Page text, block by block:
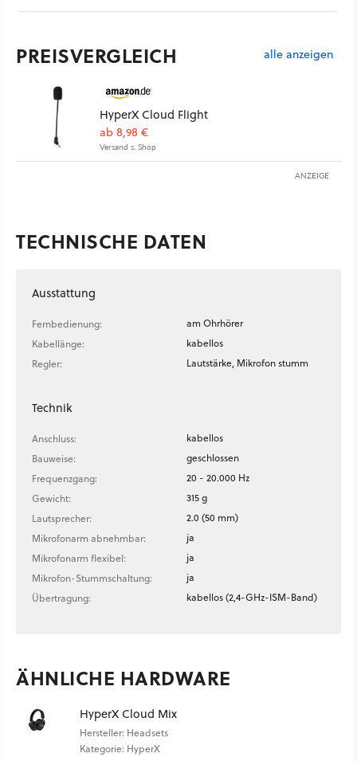
PREISVERGLEICH alle anzeigen
HyperX Cloud Flight
ab 8,98 €
Versand s. Shop
ANZEIGE
TECHNISCHE DATEN
Ausstattung
Fernbedienung:
am Ohrhörer
Kabellänge:
kabellos
Regler:
Lautstärke, Mikrofon stumm
Technik
Anschluss:
kabellos
Bauweise:
geschlossen
Frequenzgang:
20 - 20.000 Hz
Gewicht:
315 g
Lautsprecher:
2.0 (50 mm)
Mikrofonarm abnehmbar:
ja
Mikrofonarm flexibel:
ja
Mikrofon-Stummschaltung:
ja
Übertragung:
kabellos (2,4-GHz-ISM-Band)
ÄHNLICHE HARDWARE
HyperX Cloud Mix
Hersteller: Headsets
Kategorie: HyperX